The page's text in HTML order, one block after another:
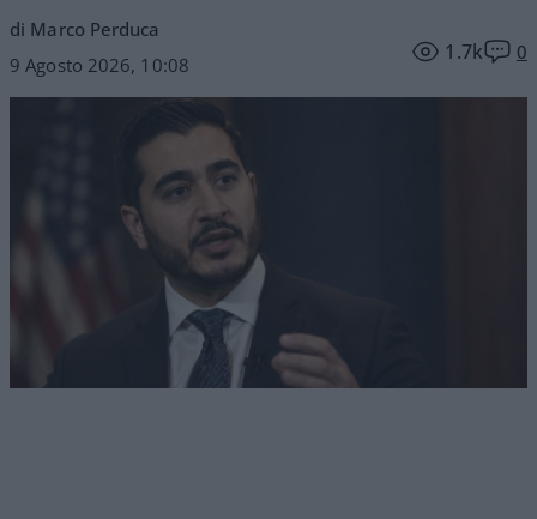
di Marco Perduca
9 Agosto 2026, 10:08
1.7k 0